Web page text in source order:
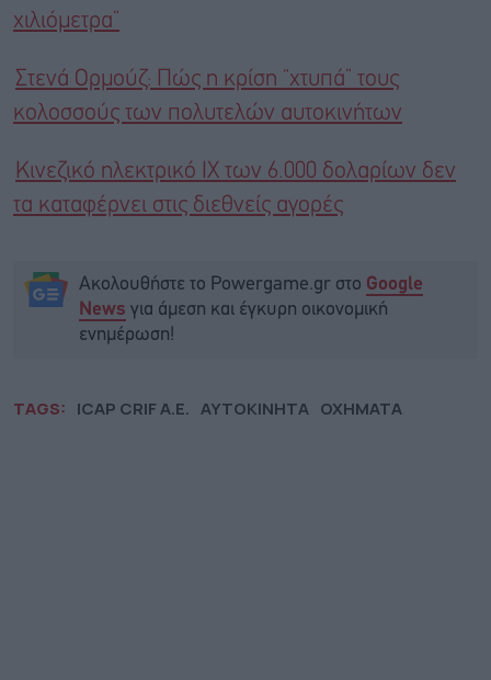
χιλιόμετρα”
Στενά Ορμούζ: Πώς η κρίση “χτυπά” τους
κολοσσούς των πολυτελών αυτοκινήτων
Κινεζικό ηλεκτρικό ΙΧ των 6.000 δολαρίων δεν
τα καταφέρνει στις διεθνείς αγορές
Ακολουθήστε το Powergame.gr στο Google
News για άμεση και έγκυρη οικονομική
ενημέρωση!
TAGS: ICAP CRIF A.E. ΑΥΤΟΚΙΝΗΤΑ ΟΧΗΜΑΤΑ